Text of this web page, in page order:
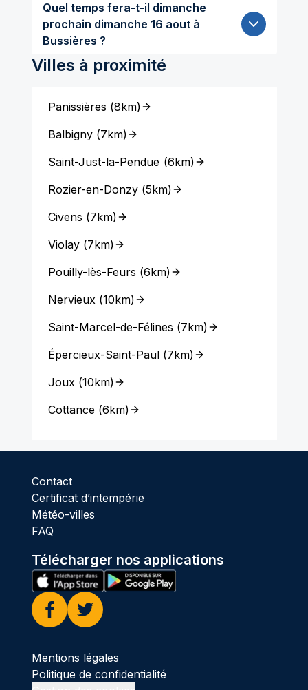
Quel temps fera-t-il dimanche
prochain dimanche 16 aout à
Bussières ?
Villes à proximité
Panissières (8km)
Balbigny(7km)
Saint-Just-la-Pendue (6km)
Rozier-en-Donzy(5km)
Civens (7km)
Violay(7km)
Pouilly-lès-Feurs (6km)
Nervieux(10km)
Saint-Marcel-de-Félines (7km)
Épercieux-Saint-Paul(7km)
Joux(10km)
Cottance(6km)
Contact
Certificat d’intempérie
Météo-villes
FAQ
Télécharger nos applications
Facebook
Twitter
Mentions légales
Politique de confidentialité